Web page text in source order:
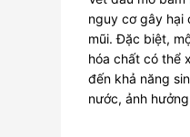
nguy cơ gây hại
mũi. Đặc biệt,
hóa chất có thể
đến khả năng
nước, ảnh